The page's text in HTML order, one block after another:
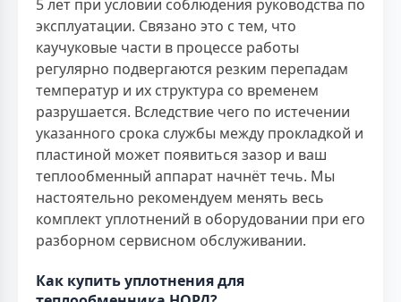
5 лет при условии соблюдения руководства по
эксплуатации. Связано это с тем, что
каучуковые части в процессе работы
регулярно подвергаются резким перепадам
температур и их структура со временем
разрушается. Вследствие чего по истечении
указанного срока службы между прокладкой и
пластиной может появиться зазор и ваш
теплообменный аппарат начнёт течь. Мы
настоятельно рекомендуем менять весь
комплект уплотнений в оборудовании при его
разборном сервисном обслуживании.
Как купить уплотнения для